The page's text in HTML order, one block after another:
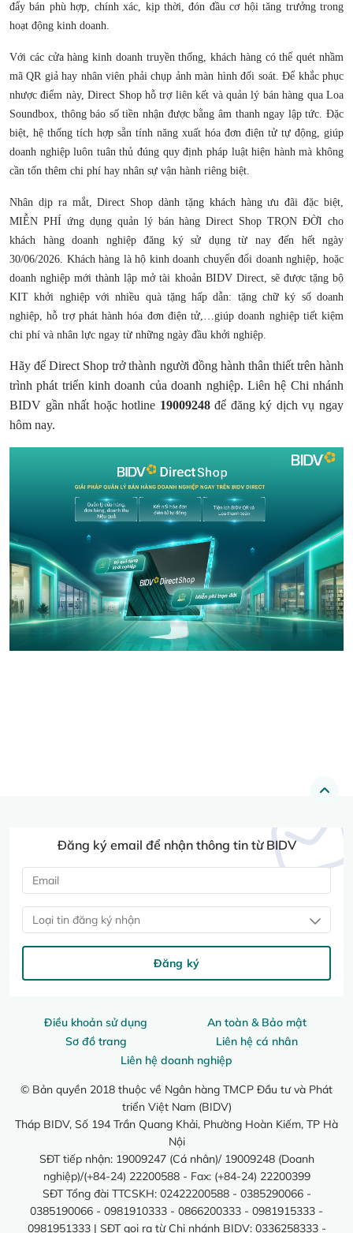
đẩy bán phù hợp, chính xác, kịp thời, đón đầu cơ hội tăng trưởng trong
hoạt động kinh doanh.
Với các cửa hàng kinh doanh truyền thống, khách hàng có thể quét nhầm
mã QR giả hay nhân viên phải chụp ảnh màn hình đối soát. Để khắc phục
nhược điểm này, Direct Shop hỗ trợ liên kết và quản lý bán hàng qua Loa
Soundbox, thông báo số tiền nhận được bằng âm thanh ngay lập tức. Đặc
biệt, hệ thống tích hợp sẵn tính năng xuất hóa đơn điện tử tự động, giúp
doanh nghiệp luôn tuân thủ đúng quy định pháp luật hiện hành mà không
cần tốn thêm chi phí hay nhân sự vận hành riêng biệt.
Nhân dịp ra mắt, Direct Shop dành tặng khách hàng ưu đãi đặc biệt,
MIỄN PHÍ ứng dụng quản lý bán hàng Direct Shop TRỌN ĐỜI cho
khách hàng doanh nghiệp đăng ký sử dụng từ nay đến hết ngày
30/06/2026. Khách hàng là hộ kinh doanh chuyển đổi doanh nghiệp, hoặc
doanh nghiệp mới thành lập mở tài khoản BIDV Direct, sẽ được tặng bộ
KIT khởi nghiệp với nhiều quà tặng hấp dẫn: tặng chữ ký số doanh
nghiệp, hỗ trợ phát hành hóa đơn điện tử,…giúp doanh nghiệp tiết kiệm
chi phí và nhân lực ngay từ những ngày đầu khởi nghiệp.
Hãy để Direct Shop trở thành người đồng hành thân thiết trên hành
trình phát triển kinh doanh của doanh nghiệp. Liên hệ Chi nhánh
BIDV gần nhất hoặc hotline 19009248để đăng ký dịch vụ ngay
hôm nay.
Điều khoản sử dụng
An toàn & Bảo mật
Sơ đồ trang
Liên hệ cá nhân
Liên hệ doanh nghiệp
© Bản quyền 2018 thuộc về Ngân hàng TMCP Đầu tư và Phát
triển Việt Nam (BIDV)
Tháp BIDV, Số 194 Trần Quang Khải, Phường Hoàn Kiếm, TP Hà
Nội
SĐT tiếp nhận: 19009247 (Cá nhân)/ 19009248 (Doanh
nghiệp)/(+84-24) 22200588 - Fax: (+84-24) 22200399
SĐT Tổng đài TTCSKH: 02422200588 - 0385290066 -
0385190066 - 0981910333 - 0866200333 - 0981915333 -
0981951333 | SĐT gọi ra từ Chi nhánh BIDV: 0336258333 -
Đăng ký email để nhận thông tin từ BIDV
Loại tin đăng ký nhận
Đăng ký